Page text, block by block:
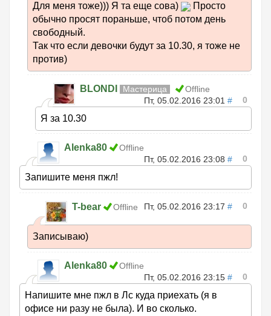
Для меня тоже))) Я та еще сова)
Просто
обычно просят пораньше, чтоб потом день
свободный.
Так что если девочки будут за 10.30, я тоже не
против)
BLONDI Мастерица
Offline
Пт, 05.02.2016 23:01 # 0
Я за 10.30
Alenka80
Offline
Пт, 05.02.2016 23:08 # 0
Запишите меня пжл!
T-bear Offline Пт, 05.02.2016 23:17 # 0
Записываю)
Alenka80
Offline
Пт, 05.02.2016 23:15 # 0
Напишите мне пжл в Лс куда приехать (я в
офисе ни разу не была). И во сколько.